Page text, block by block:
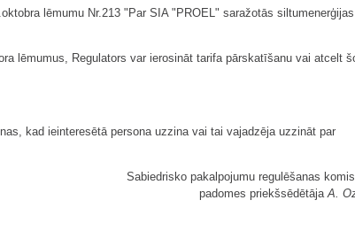
lēmumu Nr.213 "Par SIA "PROEL" saražotās siltumenerģijas
lēmumus, Regulators var ierosināt tarifa pārskatīšanu vai atcelt
kad ieinteresētā persona uzzina vai tai vajadzēja uzzināt par
Sabiedrisko pakalpojumu regulēšanas
padomes priekšsēdētāja A.